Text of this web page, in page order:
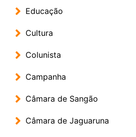
Educação
Cultura
Colunista
Campanha
Câmara de Sangão
Câmara de Jaguaruna